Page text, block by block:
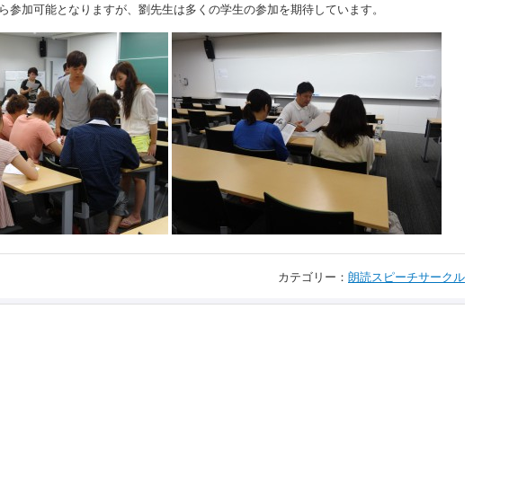
参加可能となりますが、劉先生は多くの学生の参加を期待しています。
カテゴリー： 朗読スピーチサークル